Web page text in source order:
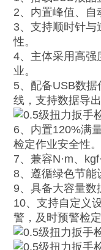
2、内置峰值、
3、支持顺时针
性。
4、主体采用高强
业。
5、配备USB数
线，支持数据导
6、内置120%满
检定作业安全性。
7、兼容N·m、
8、遵循绿色节能
9、具备大容量
10、支持自定义
警，及时预警检